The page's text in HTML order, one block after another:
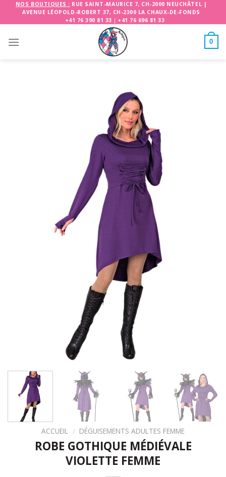
NOS BOUTIQUES : RUE SAINT-MAURICE 7, CH-2000 NEUCHÂTEL |
AVENUE LÉOPOLD-ROBERT 37, CH-2300 LA CHAUX-DE-FONDS
+41 76 390 81 33 | +41 76 696 81 33
0
ACCUEIL / DÉGUISEMENTS ADULTES FEMME
ROBE GOTHIQUE MÉDIÉVALE
VIOLETTE FEMME